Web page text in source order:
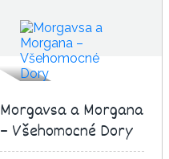
Morgavsa a Morgana
– Všehomocné Dory